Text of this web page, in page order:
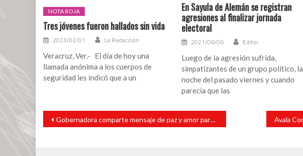
NOTA ROJA
Tres jóvenes fueron hallados sin vida
2023/02/01 La Redacción
Veracruz, Ver.- El día de hoy una
llamada anónima a los cuerpos de
seguridad les indicó que a un
En Sayula de Alemán se registran
agresiones al finalizar jornada
electoral
2021/06/06 Editor
Luego de la agresión sufrida,
simpatizantes de un grupo político, la
noche del pasado viernes y cuando
parecía que las
Navegación
entradas
Gobernadora comparte mensaje de paz y amor para esta Navidad